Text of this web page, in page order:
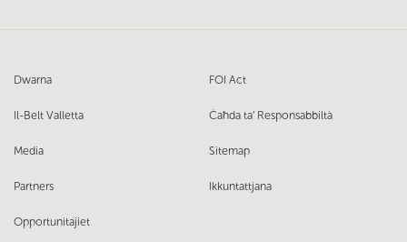
Dwarna
Il-Belt Valletta
Media
Partners
Opportunitajiet
FOI Act
Ċaħda ta’ Responsabbiltà
Sitemap
Ikkuntattjana